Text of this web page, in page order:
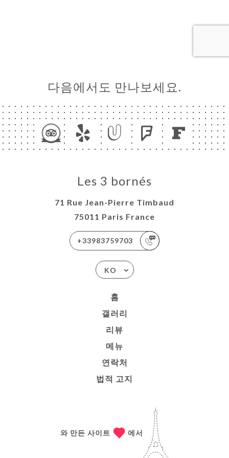
다음에서도 만나보세요.
Les 3 bornés
71 Rue Jean-Pierre Timbaud
75011 Paris France
+33983759703
KO
홈
갤러리
리뷰
메뉴
연락처
법적 고지
와 만든 사이트 에서